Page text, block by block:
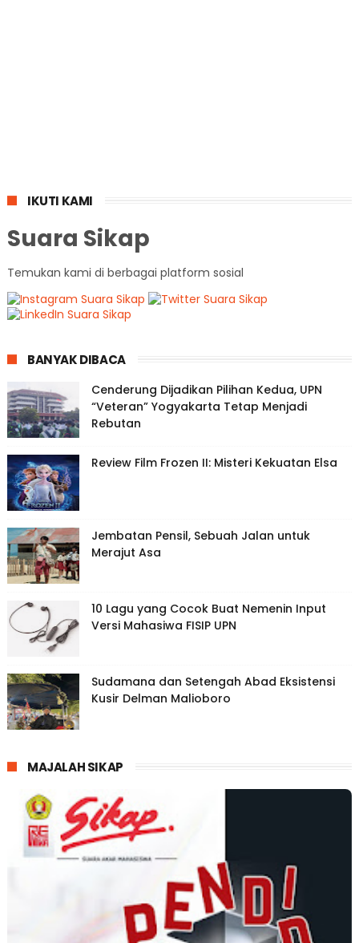
IKUTI KAMI
Suara Sikap
Temukan kami di berbagai platform sosial
BANYAK DIBACA
Cenderung Dijadikan Pilihan Kedua, UPN
“Veteran” Yogyakarta Tetap Menjadi
Rebutan
Review Film Frozen II: Misteri Kekuatan Elsa
Jembatan Pensil, Sebuah Jalan untuk
Merajut Asa
10 Lagu yang Cocok Buat Nemenin Input
Versi Mahasiwa FISIP UPN
Sudamana dan Setengah Abad Eksistensi
Kusir Delman Malioboro
MAJALAH SIKAP